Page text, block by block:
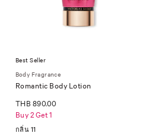
Best Seller
Body Fragrance
Romantic Body Lotion
THB 890.00
Buy 2 Get 1
กลิ่น 11